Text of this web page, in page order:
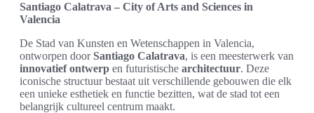
Santiago Calatrava – City of Arts and Sciences in
Valencia
De Stad van Kunsten en Wetenschappen in Valencia,
ontworpen doorSantiago Calatrava, is een meesterwerk van
innovatief ontwerp en futuristische architectuur. Deze
iconische structuur bestaat uit verschillende gebouwen die elk
een unieke esthetiek en functie bezitten, wat de stad tot een
belangrijk cultureel centrum maakt.